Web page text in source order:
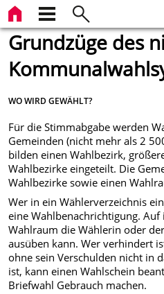
Grundzüge des
WO WIRD GEWÄHLT?
Für die Stimmabgabe werden
Gemeinden (nicht mehr als 2
bilden einen Wahlbezirk,
Wahlbezirke eingeteilt. Die
Wahlbezirke sowie einen
Wer in ein Wählerverzeichnis
eine Wahlbenachrichtigung.
Wahlraum die Wählerin oder
ausüben kann. Wer verhindert
ohne sein Verschulden nicht in
ist, kann einen Wahlschein
Briefwahl Gebrauch machen.